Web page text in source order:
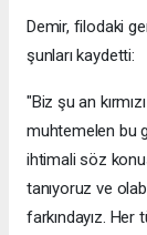
Demir, filodaki
şunları kaydetti:
"Biz şu an
muhtemelen bu
ihtimali söz
tanıyoruz ve
farkındayız. Her